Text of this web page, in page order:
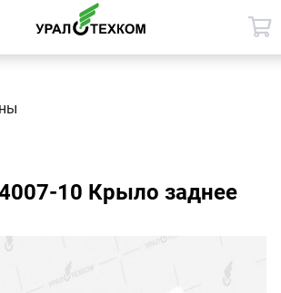
10 Крыло заднее